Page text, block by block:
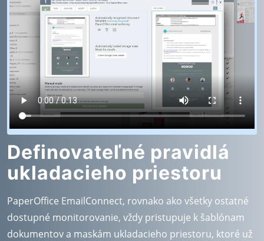
Definovateľné pravidlá
ukladacieho priestoru
PaperOffice EmailConnect, rovnako ako všetky ostatné
dostupné monitorovanie, vždy pristupuje k šablónam
dokumentov a maskám ukladacieho priestoru, ktoré už